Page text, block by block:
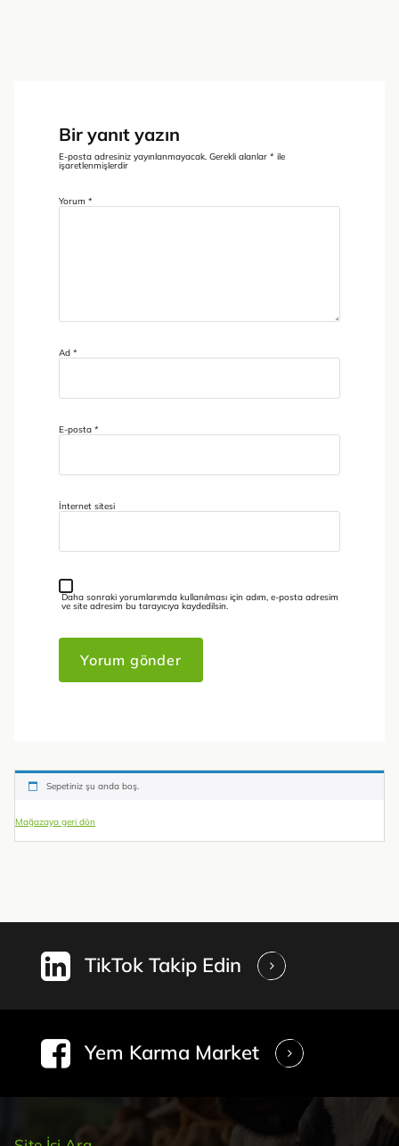
Bir yanıt yazın
E-posta adresiniz yayınlanmayacak. Gerekli alanlar * ile
işaretlenmişlerdir
Yorum *
Ad *
E-posta *
İnternet sitesi
Daha sonraki yorumlarımda kullanılması için adım, e-posta adresim
ve site adresim bu tarayıcıya kaydedilsin.
Sepetiniz şu anda boş.
Mağazaya geri dön
TikTok Takip Edin
Yem Karma Market